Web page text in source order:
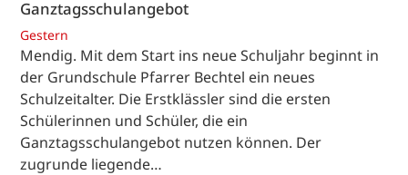
Ganztagsschulangebot
Gestern
Mendig. Mit dem Start ins neue Schuljahr beginnt in
der Grundschule Pfarrer Bechtel ein neues
Schulzeitalter. Die Erstklässler sind die ersten
Schülerinnen und Schüler, die ein
Ganztagsschulangebot nutzen können. Der
zugrunde liegende…